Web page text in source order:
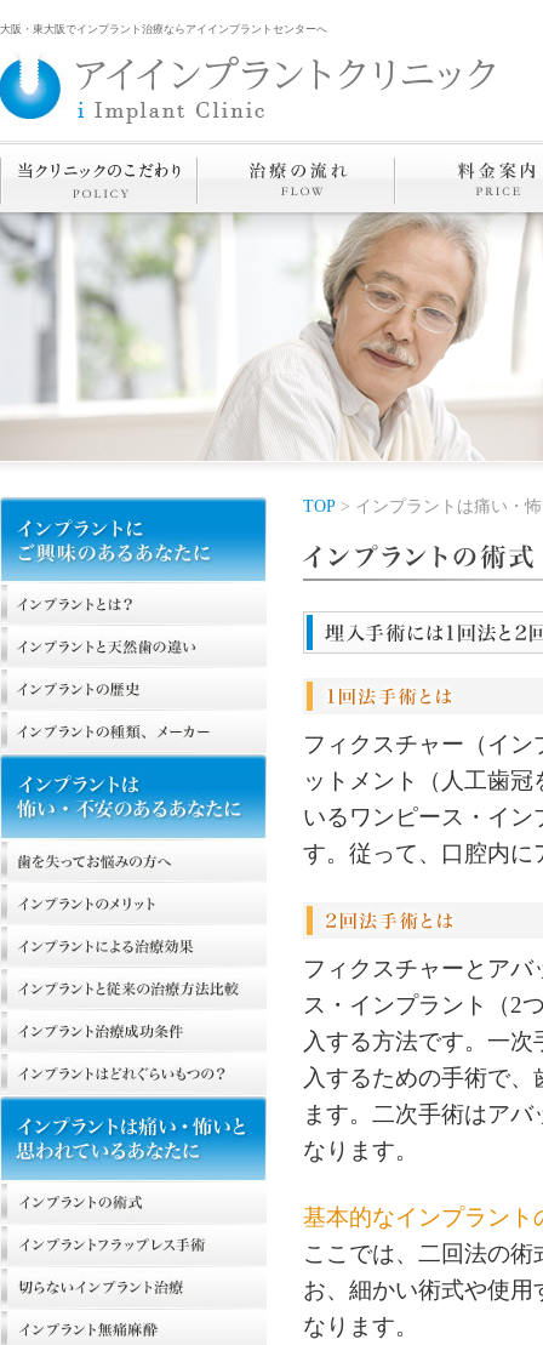
大阪・東大阪でインプラント治療ならアイインプラントセンターへ
TOP > インプラントは痛い・
フィクスチャー（イ
ットメント（人工歯
いるワンピース・イ
す。従って、口腔内に
フィクスチャーとア
ス・インプラント（2
入する方法です。一
入するための手術で
ます。二次手術はア
なります。
基本的なインプラント
ここでは、二回法の
お、細かい術式や使
なります。